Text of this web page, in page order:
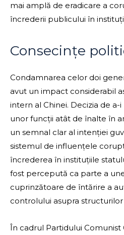
mai amplă de eradicare a
încrederii publicului în
Consecințe
Condamnarea celor doi
avut un impact considerabil
intern al Chinei. Decizia de
unor funcții atât de înalte în
un semnal clar al intenției
sistemul de influențele
încrederea în instituțiile
fost percepută ca parte a
cuprinzătoare de întărire a
controlului asupra
În cadrul Partidului Comunist